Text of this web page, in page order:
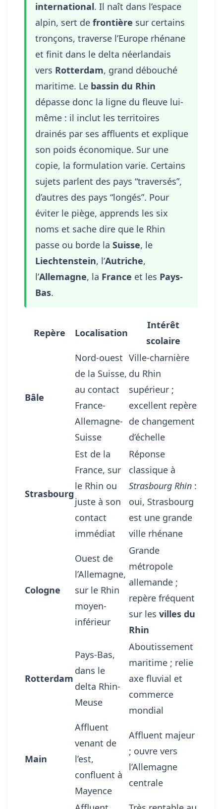
international. Il naît dans l’espace
alpin, sert de frontière sur certains
tronçons, traverse l’Europe rhénane
et finit dans le delta néerlandais
vers Rotterdam, grand débouché
maritime. Le bassin du Rhin
dépasse donc la ligne du fleuve lui-
même : il inclut les territoires
drainés par ses affluents et explique
son poids économique. Sur une
copie, la formulation varie. Certains
sujets parlent des pays “traversés”,
d’autres des pays “longés”. Pour
éviter le piège, apprends les six
noms et sache dire que le Rhin
passe ou borde la Suisse, le
Liechtenstein, l’Autriche,
l’Allemagne, la France et les Pays-
Bas.
Repère Localisation
Intérêt
scolaire
Bâle
Nord-ouest
de la Suisse,
au contact
France-
Allemagne-
Suisse
Ville-charnière
du Rhin
supérieur ;
excellent repère
de changement
d’échelle
Strasbourg
Est de la
France, sur
le Rhin ou
juste à son
contact
immédiat
Réponse
classique à
Strasbourg Rhin :
oui, Strasbourg
est une grande
ville rhénane
Cologne
Ouest de
l’Allemagne,
sur le Rhin
moyen-
inférieur
Grande
métropole
allemande ;
repère fréquent
sur les villes du
Rhin
Rotterdam
Pays-Bas,
dans le
delta Rhin-
Meuse
Aboutissement
maritime ; relie
axe fluvial et
commerce
mondial
Main
Affluent
venant de
l’est,
confluent à
Mayence
Affluent majeur
; ouvre vers
l’Allemagne
centrale